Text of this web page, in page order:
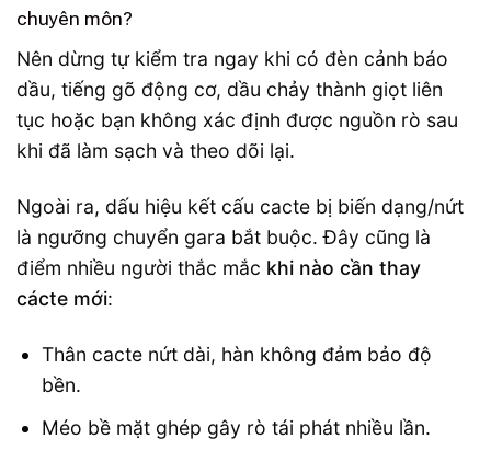
chuyên môn?
Nên dừng tự kiểm tra ngay khi có đèn cảnh báo
dầu, tiếng gõ động cơ, dầu chảy thành giọt liên
tục hoặc bạn không xác định được nguồn rò sau
khi đã làm sạch và theo dõi lại.
Ngoài ra, dấu hiệu kết cấu cacte bị biến dạng/nứt
là ngưỡng chuyển gara bắt buộc. Đây cũng là
điểm nhiều người thắc mắc khi nào cần thay
cácte mới:
Thân cacte nứt dài, hàn không đảm bảo độ
bền.
Méo bề mặt ghép gây rò tái phát nhiều lần.